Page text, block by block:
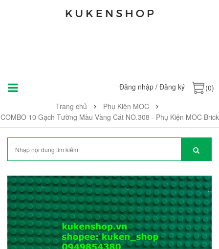
Đăng nhập / Đăng ký
(0)
Trang chủ
Phụ Kiện MOC
COMBO 10 Gạch Tường Màu Vàng Cát NO.308 - Phụ Kiện MOC Brick